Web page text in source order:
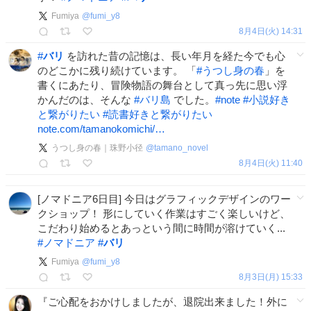
Fumiya @fumi_y8
8月4日(火) 14:31
#バリ を訪れた昔の記憶は、長い年月を経た今でも心
のどこかに残り続けています。 「#うつし身の春 」を
書くにあたり、冒険物語の舞台として真っ先に思い浮
かんだのは、そんな #バリ島 でした。 #note #小説好き
と繋がりたい #読書好きと繋がりたい
note.com/tamanokomichi/…
うつし身の春｜珠野小径 @tamano_novel
8月4日(火) 11:40
[ノマドニア6日目] 今日はグラフィックデザインのワー
クショップ！ 形にしていく作業はすごく楽しいけど、
こだわり始めるとあっという間に時間が溶けていく...
#ノマドニア #バリ
Fumiya @fumi_y8
8月3日(月) 15:33
『ご心配をおかけしましたが、退院出来ました！外に